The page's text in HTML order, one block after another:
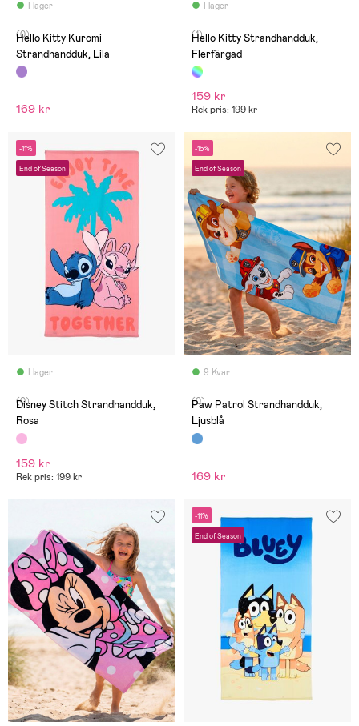
I lager
(0)
Hello Kitty Kuromi
Strandhandduk, Lila
169 kr
I lager
(1)
Hello Kitty Strandhandduk,
Flerfärgad
159 kr
Rek pris: 199 kr
-11%
End of Season
I lager
(0)
Disney Stitch Strandhandduk,
Rosa
159 kr
Rek pris: 199 kr
-15%
End of Season
9 Kvar
(0)
Paw Patrol Strandhandduk,
Ljusblå
169 kr
-11%
End of Season